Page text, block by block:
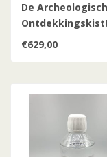
De
Ontdekkingskist!
€629,00